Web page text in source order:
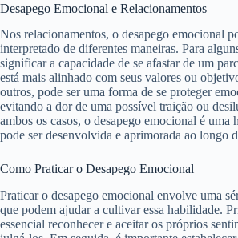
Desapego Emocional e Relacionamentos
Nos relacionamentos, o desapego emocional
interpretado de diferentes maneiras. Para
significar a capacidade de se afastar de um
está mais alinhado com seus valores ou
outros, pode ser uma forma de se proteger
evitando a dor de uma possível traição ou
ambos os casos, o desapego emocional é uma
pode ser desenvolvida e aprimorada ao longo
Como Praticar o Desapego Emocional
Praticar o desapego emocional envolve uma
que podem ajudar a cultivar essa habilidade.
essencial reconhecer e aceitar os próprios